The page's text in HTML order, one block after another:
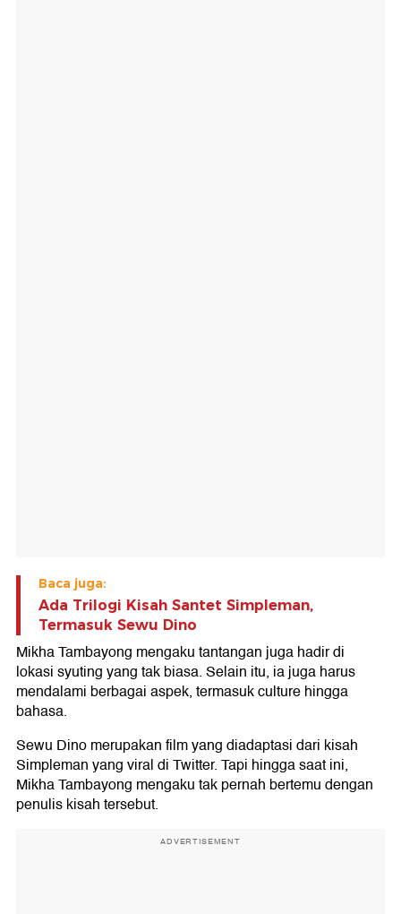
Baca juga:
Ada Trilogi Kisah Santet Simpleman,
Termasuk Sewu Dino
Mikha Tambayong mengaku tantangan juga hadir di
lokasi syuting yang tak biasa. Selain itu, ia juga harus
mendalami berbagai aspek, termasuk culture hingga
bahasa.
Sewu Dino merupakan film yang diadaptasi dari kisah
Simpleman yang viral di Twitter. Tapi hingga saat ini,
Mikha Tambayong mengaku tak pernah bertemu dengan
penulis kisah tersebut.
ADVERTISEMENT